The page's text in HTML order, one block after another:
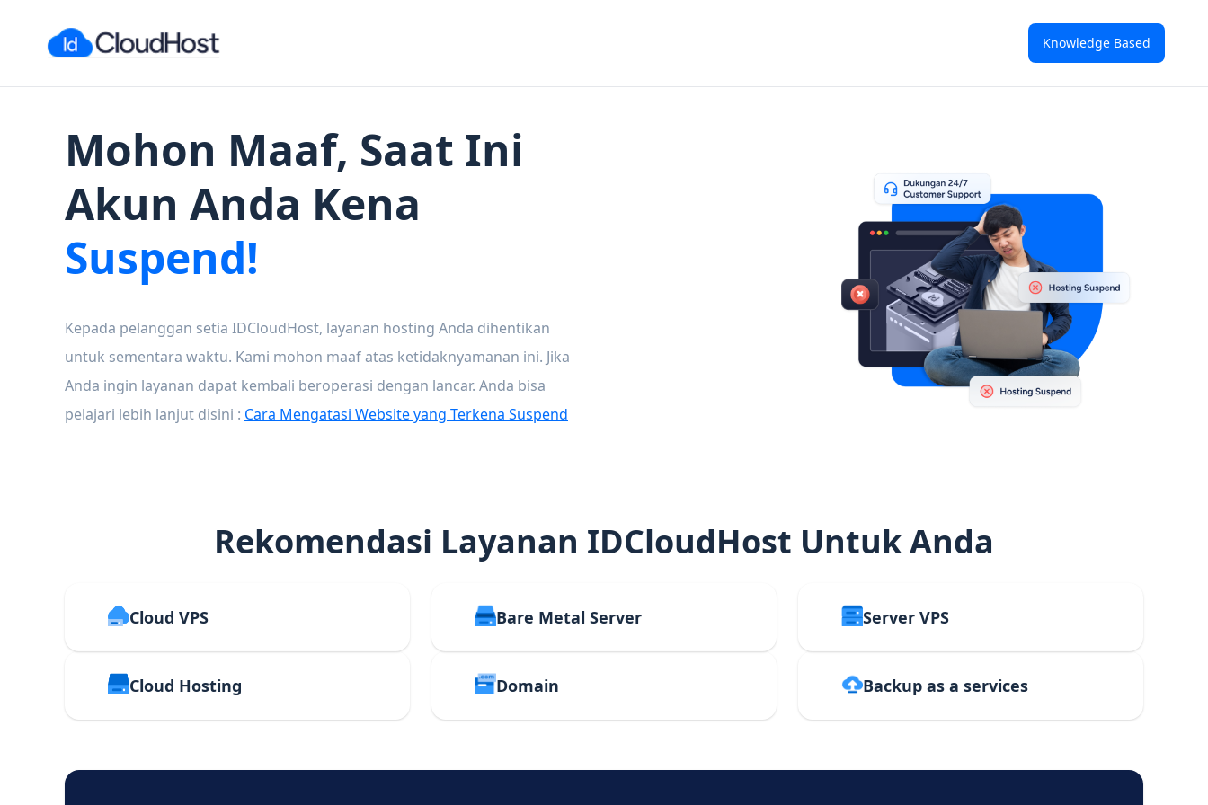
Knowledge Based
Mohon Maaf, Saat Ini
Akun Anda Kena
Suspend!
Kepada pelanggan setia IDCloudHost, layanan hosting Anda dihentikan
untuk sementara waktu. Kami mohon maaf atas ketidaknyamanan ini. Jika
Anda ingin layanan dapat kembali beroperasi dengan lancar. Anda bisa
pelajari lebih lanjut disini : Cara Mengatasi Website yang Terkena Suspend
Rekomendasi Layanan IDCloudHost Untuk Anda
Cloud VPS Bare Metal Server Server VPS
Cloud Hosting Domain Backup as a services